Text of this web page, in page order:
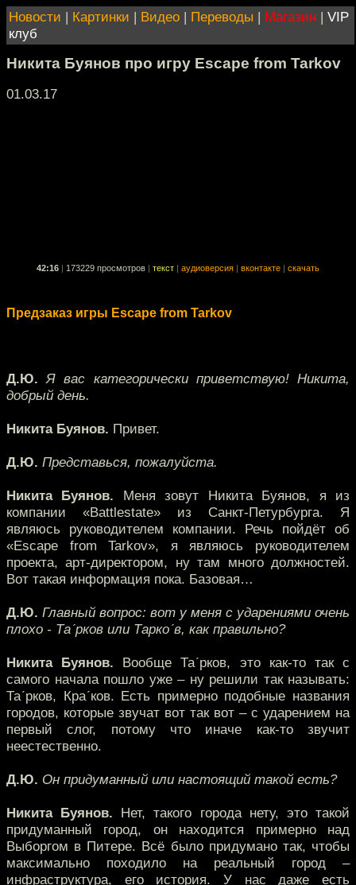
Новости | Картинки | Видео | Переводы | Магазин | VIP
клуб
Никита Буянов про игру Escape from Tarkov
01.03.17
42:16 173229 просмотров текст аудиоверсия вконтакте скачать
Предзаказ игры Escape from Tarkov
Д.Ю. Я вас категорически приветствую! Никита,
добрый день.
Никита Буянов. Привет.
Д.Ю. Представься, пожалуйста.
Никита Буянов. Меня зовут Никита Буянов, я из
компании «Battlestate» из Санкт-Петурбурга. Я
являюсь руководителем компании. Речь пойдёт об
«Escape from Tarkov», я являюсь руководителем
проекта, арт-директором, ну там много должностей.
Вот такая информация пока. Базовая…
Д.Ю. Главный вопрос: вот у меня с ударениями очень
плохо - Та´рков или Тарко´в, как правильно?
Никита Буянов. Вообще Та´рков, это как-то так с
самого начала пошло уже – ну решили так называть:
Та´рков, Кра´ков. Есть примерно подобные названия
городов, которые звучат вот так вот – с ударением на
первый слог, потому что иначе как-то звучит
неестественно.
Д.Ю. Он придуманный или настоящий такой есть?
Никита Буянов. Нет, такого города нету, это такой
придуманный город, он находится примерно над
Выборгом в Питере. Всё было придумано так, чтобы
максимально походило на реальный город –
инфраструктура, его история. У нас даже есть